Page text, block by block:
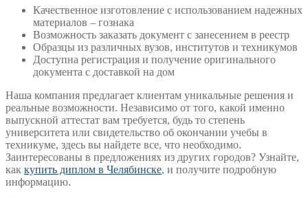
Качественное изготовление с использованием надежных
материалов – гознака
Возможность заказать документ с занесением в реестр
Образцы из различных вузов, институтов и техникумов
Доступна регистрация и получение оригинального
документа с доставкой на дом
Наша компания предлагает клиентам уникальные решения и
реальные возможности. Независимо от того, какой именно
выпускной аттестат вам требуется, будь то степень
университета или свидетельство об окончании учебы в
техникуме, здесь вы найдете все, что необходимо.
Заинтересованы в предложениях из других городов? Узнайте,
как купить диплом в Челябинске, и получите подробную
информацию.